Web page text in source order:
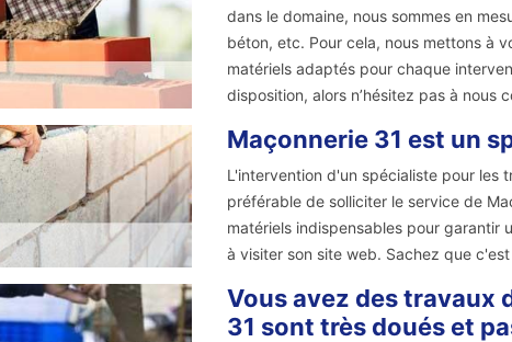
dans le domaine, nous sommes en
béton, etc. Pour cela, nous mettons à
matériels adaptés pour chaque
disposition, alors n’hésitez pas à nous
Maçonnerie 31 est un
L'intervention d'un spécialiste pour les
préférable de solliciter le service de
matériels indispensables pour garantir
à visiter son site web. Sachez que
Vous avez des travaux
31 sont très doués et